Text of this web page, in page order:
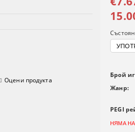
Оцени продукта
Брой
Жанр:
PEGI
НЯМА